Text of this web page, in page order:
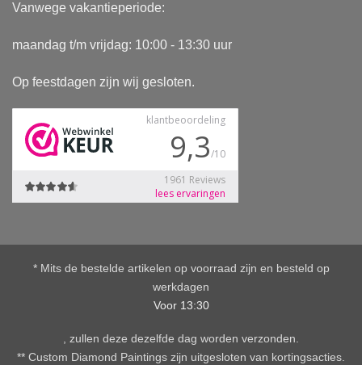
Vanwege vakantieperiode:
maandag t/m vrijdag: 10:00 - 13:30 uur
Op feestdagen zijn wij gesloten.
* Mits de bestelde artikelen op voorraad zijn en besteld op
werkdagen
Voor 13:30
, zullen deze dezelfde dag worden verzonden.
** Custom Diamond Paintings zijn uitgesloten van kortingsacties.